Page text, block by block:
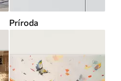
Príroda